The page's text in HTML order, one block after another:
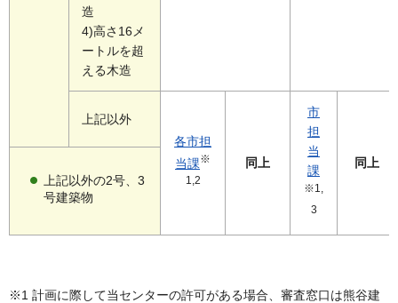
造
4)高さ16メ
ートルを超
える木造
上記以外
各市担
当課※
1,2
同上
市
担
当
課
※1,
3
同上
上記以外の2号、3
号建築物
※1 計画に際して当センターの許可がある場合、審査窓口は熊谷建